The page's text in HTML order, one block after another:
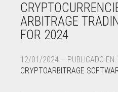
ARBITRAGE
FOR 2024
12/01/2024 – PUBLICADO EN:
CRYPTOARBITRAGE